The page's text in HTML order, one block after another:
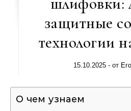
защитные
технологии
15.10.2025 - от
О чем узнаем